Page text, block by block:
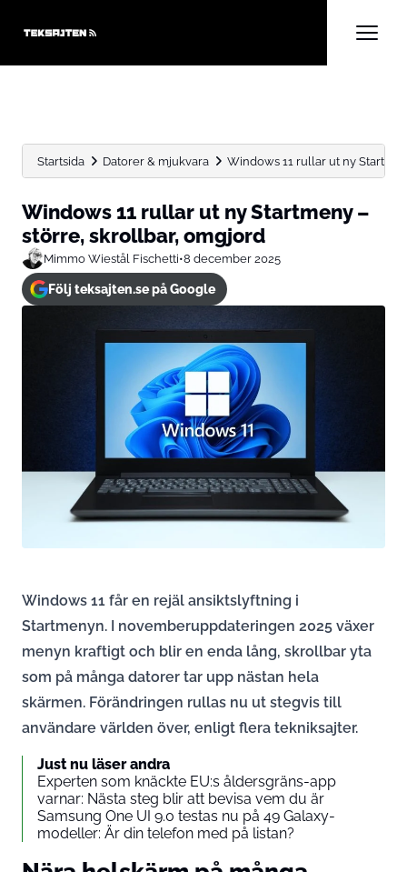
Startsida Datorer & mjukvara Windows 11 rullar ut ny
Windows 11 rullar ut ny Startmeny –
större, skrollbar, omgjord
Mimmo Wiestål Fischetti•8 december 2025
Följ teksajten.se på Google
Windows 11 får en rejäl ansiktslyftning i
Startmenyn. I novemberuppdateringen 2025 växer
menyn kraftigt och blir en enda lång, skrollbar yta
som på många datorer tar upp nästan hela
skärmen. Förändringen rullas nu ut stegvis till
användare världen över, enligt flera tekniksajter.
Just nu läser andra
Experten som knäckte EU:s åldersgräns-app
varnar: Nästa steg blir att bevisa vem du är
Samsung One UI 9.0 testas nu på 49 Galaxy-
modeller: Är din telefon med på listan?